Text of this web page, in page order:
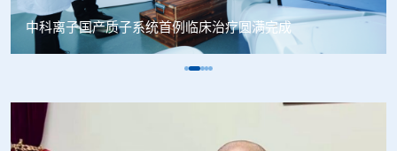
韩国忠清北道上半年农水产品放射性检测结果达标